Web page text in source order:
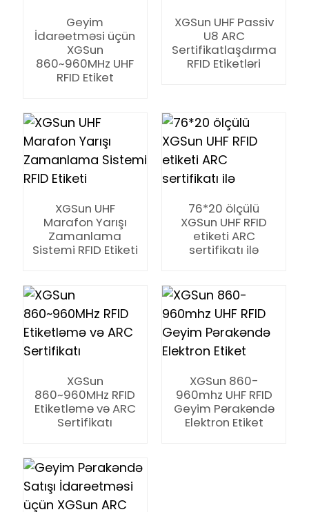
Geyim
İdarəetməsi üçün
XGSun
860~960MHz UHF
RFID Etiket
XGSun UHF Passiv
U8 ARC
Sertifikatlaşdırma
RFID Etiketləri
XGSun UHF
Marafon Yarışı
Zamanlama
Sistemi RFID Etiketi
76*20 ölçülü
XGSun UHF RFID
etiketi ARC
sertifikatı ilə
XGSun
860~960MHz RFID
Etiketləmə və ARC
Sertifikatı
XGSun 860-
960mhz UHF RFID
Geyim Pərakəndə
Elektron Etiket